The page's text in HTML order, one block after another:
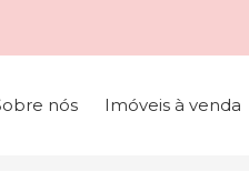
nós Imóveis à venda